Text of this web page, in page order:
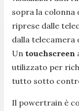
sopra la
riprese dalle
dalla
Un touchscreen
utilizzato per
tutto sotto
Il powertrain è